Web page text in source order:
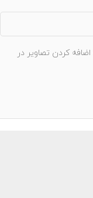
کردن تصاویر در